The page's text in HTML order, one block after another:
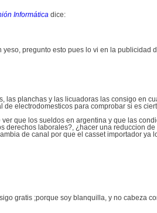
Informática dice:
pregunto esto pues lo vi en la publicidad
las planchas y las licuadoras las consigo en
electrodomesticos para comprobar si es
que los sueldos en argentina y que las
derechos laborales?, ¿hacer una reduccion
de canal por que el casset importador ya
gratis ;porque soy blanquilla, y no cabeza